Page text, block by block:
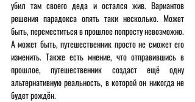
убил там своего деда и остался жив. Вариантов
решения парадокса опять таки несколько. Может
быть, переместиться в прошлое попросту невозможно.
А может быть, путешественник просто не сможет его
изменить. Также есть мнение, что отправившись в
прошлое, путешественник создаст ещё одну
альтернативную реальность, в которой он никогда не
будет рождён.